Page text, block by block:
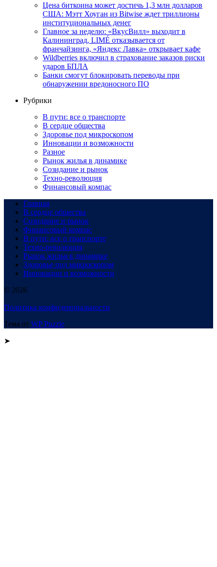
Цена биткоина может достичь 1,3 млн долларов
США: Мэтт Хоуган из Bitwise ждет триллионы
институциональных денег
Главное за неделю: «ВкусВилл» выходит в
Калининград, LIMÉ отказывается от
франчайзинга, «Яндекс Лавка» открывает кафе
Wildberries включил в страхование заказов риски
ударов БПЛА
Банки смогут блокировать переводы при
обнаружении вредоносного ПО
Рубрики
В пути: все о транспорте
В сердце общества
Здоровье под микроскопом
Инновации и возможности
Разное
Рынок жилья в динамике
Созидание и рынок
Техно-революция
Финансовый компас
Главная
В сердце общества
Созидание и рынок
Финансовый компас
В пути: все о транспорте
Техно-революция
Рынок жилья в динамике
Здоровье под микроскопом
Инновации и возможности
© 2026
Политика конфиденциальности
Тема от WP Puzzle
➤